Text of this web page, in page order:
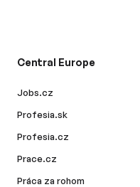
Central Europe
Jobs.cz
Profesia.sk
Profesia.cz
Prace.cz
Práca za rohom